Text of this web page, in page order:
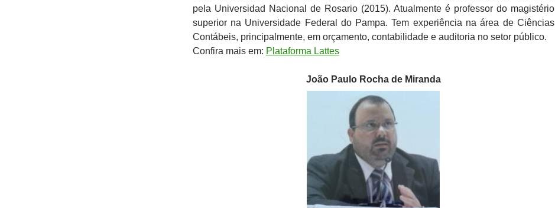
pela Universidad Nacional de Rosario (2015). Atualmente é professor do magistério
superior na Universidade Federal do Pampa. Tem experiência na área de Ciências
Contábeis, principalmente, em orçamento, contabilidade e auditoria no setor público.
Confira mais em: Plataforma Lattes
João Paulo Rocha de Miranda